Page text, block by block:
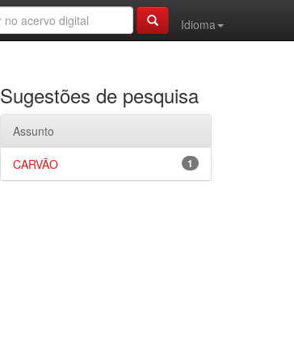
Idioma
Sugestões de pesquisa
Assunto
1
CARVÃO